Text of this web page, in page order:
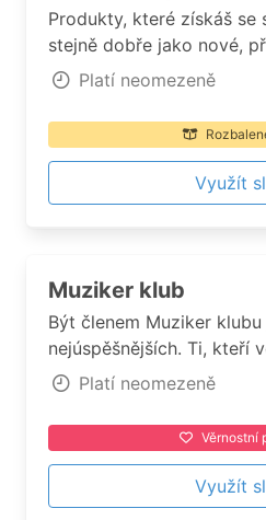
Produkty, které získáš se
stejně dobře jako nové,
nových téměř vůbec
záruka.
Platí neomezeně
Využít
Muziker klub
Být členem Muziker
nejúspěšnějších. Ti, kteří
dopřát více než ostatní, a
kartička věrného
odrazový můstek na
na špičku hitparády. Pro
se může stát každý, stačí
Platí neomezeně
Věrnostní
Využít